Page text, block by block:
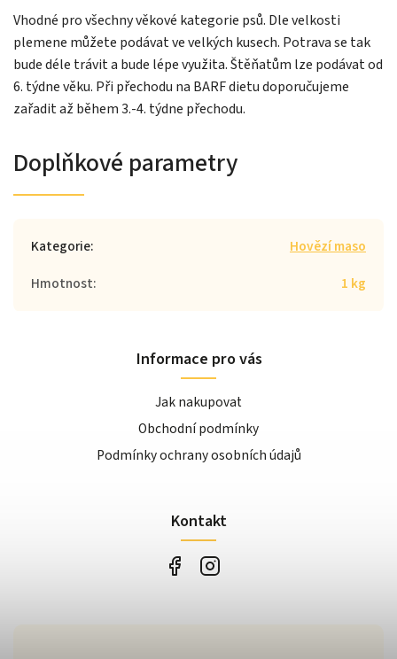
Vhodné pro všechny věkové kategorie psů. Dle velkosti
plemene můžete podávat ve velkých kusech. Potrava se tak
bude déle trávit a bude lépe využita.Štěňatům lze podávat od
6. týdne věku. Při přechodu na BARF dietu doporučujeme
zařadit až během 3.-4. týdne přechodu.
Doplňkové parametry
Kategorie:
Hovězí maso
Hmotnost: 1 kg
Informace pro vás
Jak nakupovat
Obchodní podmínky
Podmínky ochrany osobních údajů
Kontakt